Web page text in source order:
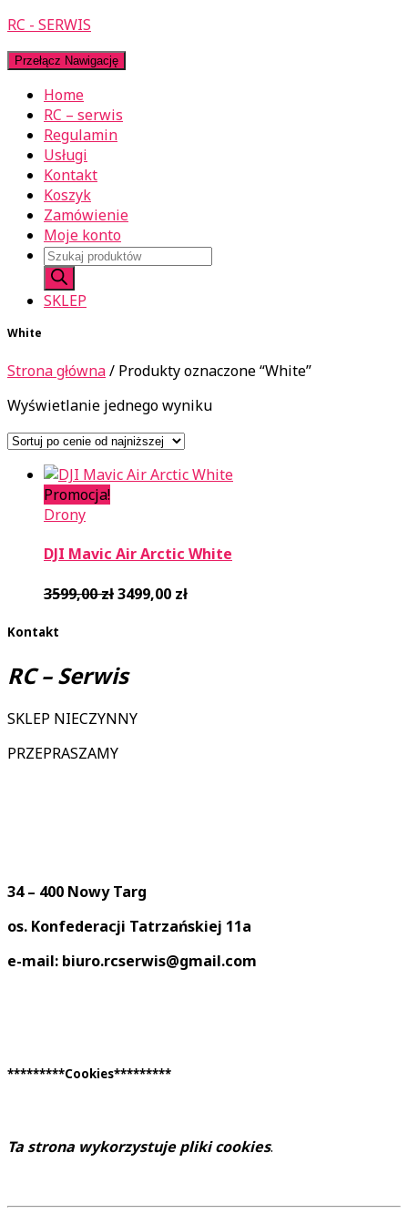
RC - SERWIS
Przełącz Nawigację
Home
RC – serwis
Regulamin
Usługi
Kontakt
Koszyk
Zamówienie
Moje konto
Wyszukiwarka
produktów
SKLEP
White
Strona główna/ Produkty oznaczone “White”
Wyświetlanie jednego wyniku
Promocja!
Drony
DJI Mavic Air Arctic White
3599,00złPierwotna
3499,00 złAktualna
Kontakt
RC – Serwis
SKLEP NIECZYNNY
PRZEPRASZAMY
34 – 400 Nowy Targ
os. Konfederacji Tatrzańskiej 11a
e-mail: biuro.rcserwis@gmail.com
*********Cookies*********
Ta strona wykorzystuje pliki cookies.